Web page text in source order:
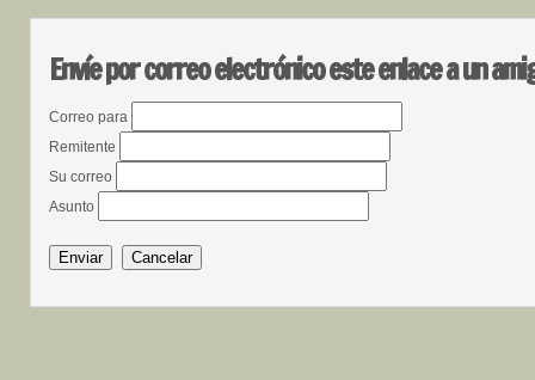
Envíe por correo electrónico este enlace a un
Correo para
Remitente
Su correo
Asunto
Enviar Cancelar